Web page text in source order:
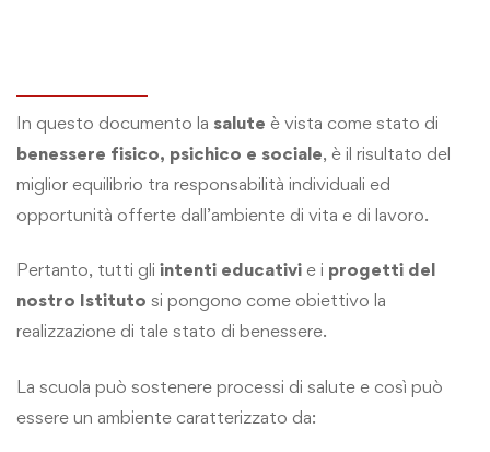
In questo documento la salute è vista come stato di
benessere fisico, psichico e sociale, è il risultato del
miglior equilibrio tra responsabilità individuali ed
opportunità offerte dall’ambiente di vita e di lavoro.
Pertanto, tutti gli intenti educativi e i progetti del
nostro Istituto si pongono come obiettivo la
realizzazione di tale stato di benessere.
La scuola può sostenere processi di salute e così può
essere un ambiente caratterizzato da: